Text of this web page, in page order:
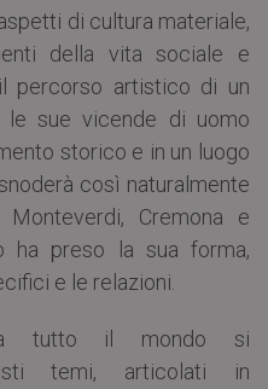
di cultura materiale,
della vita sociale e
percorso artistico di un
le sue vicende di uomo
storico e in un luogo
così naturalmente
Cremona e
ha preso la sua forma,
e le relazioni.
tutto il mondo si
temi, articolati in